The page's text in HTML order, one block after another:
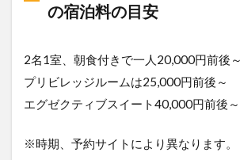
の宿泊料の目安
2名1室、朝食付きで一人20,000円前後～
プリビレッジルームは25,000円前後～
エグゼクティブスイート40,000円前後～
※時期、予約サイトにより異なります。